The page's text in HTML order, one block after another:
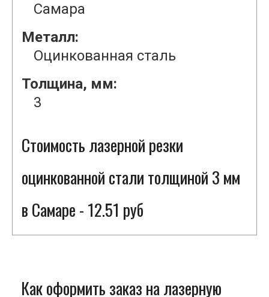
Самара
Металл:
Оцинкованная сталь
Толщина, мм:
3
Стоимость лазерной резки
оцинкованной стали толщиной 3 мм
в Самаре - 12.51 руб
Как оформить заказ на лазерную